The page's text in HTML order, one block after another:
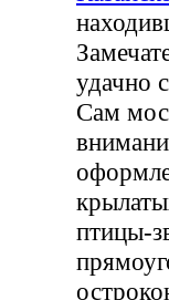
удачно
Сам
птицы-